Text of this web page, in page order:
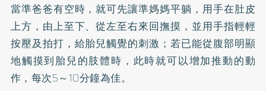
當準爸爸有空時，就可先讓準媽媽平躺，用手在肚皮
上方，由上至下、從左至右來回撫摸，並用手指輕輕
按壓及拍打，給胎兒觸覺的刺激；若已能從腹部明顯
地觸摸到胎兒的肢體時，此時就可以增加推動的動
作，每次5～10分鐘為佳。